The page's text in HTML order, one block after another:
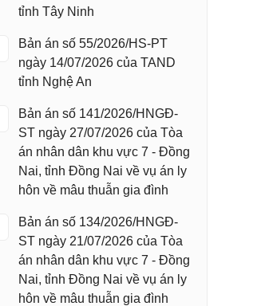
tỉnh Tây Ninh
Bản án số 55/2026/HS-PT
ngày 14/07/2026 của TAND
tỉnh Nghệ An
Bản án số 141/2026/HNGĐ-
ST ngày 27/07/2026 của Tòa
án nhân dân khu vực 7 - Đồng
Nai, tỉnh Đồng Nai về vụ án ly
hôn về mâu thuẫn gia đình
Bản án số 134/2026/HNGĐ-
ST ngày 21/07/2026 của Tòa
án nhân dân khu vực 7 - Đồng
Nai, tỉnh Đồng Nai về vụ án ly
hôn về mâu thuẫn gia đình